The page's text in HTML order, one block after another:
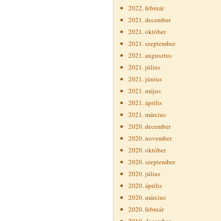
2022. február
2021. december
2021. október
2021. szeptember
2021. augusztus
2021. július
2021. június
2021. május
2021. április
2021. március
2020. december
2020. november
2020. október
2020. szeptember
2020. július
2020. április
2020. március
2020. február